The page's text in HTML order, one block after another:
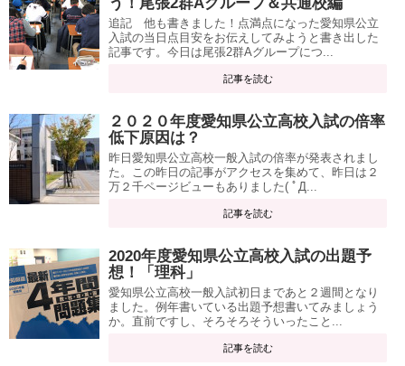
追記 他も書きました！点満点になった愛知県公立
入試の当日点目安をお伝えしてみようと書き出した
記事です。今日は尾張2群Aグループにつ...
記事を読む
２０２０年度愛知県公立高校入試の倍率
低下原因は？
昨日愛知県公立高校一般入試の倍率が発表されまし
た。この昨日の記事がアクセスを集めて、昨日は２
万２千ページビューもありました( ﾟД...
記事を読む
2020年度愛知県公立高校入試の出題予
想！「理科」
愛知県公立高校一般入試初日まであと２週間となり
ました。例年書いている出題予想書いてみましょう
か。直前ですし、そろそろそういったこと...
記事を読む